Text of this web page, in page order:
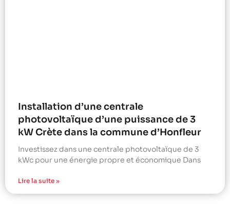
Installation d’une centrale
photovoltaïque d’une puissance de 3
kW Crète dans la commune d’Honfleur
Investissez dans une centrale photovoltaïque de 3
kWc pour une énergie propre et économique Dans
Lire la suite »